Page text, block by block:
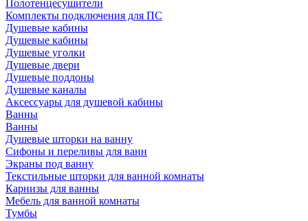
Полотенцесушители
Комплекты подключения для ПС
Душевые кабины
Душевые кабины
Душевые уголки
Душевые двери
Душевые поддоны
Душевые каналы
Аксессуары для душевой кабины
Ванны
Ванны
Душевые шторки на ванну
Сифоны и переливы для ванн
Экраны под ванну
Текстильные шторки для ванной комнаты
Карнизы для ванны
Мебель для ванной комнаты
Тумбы